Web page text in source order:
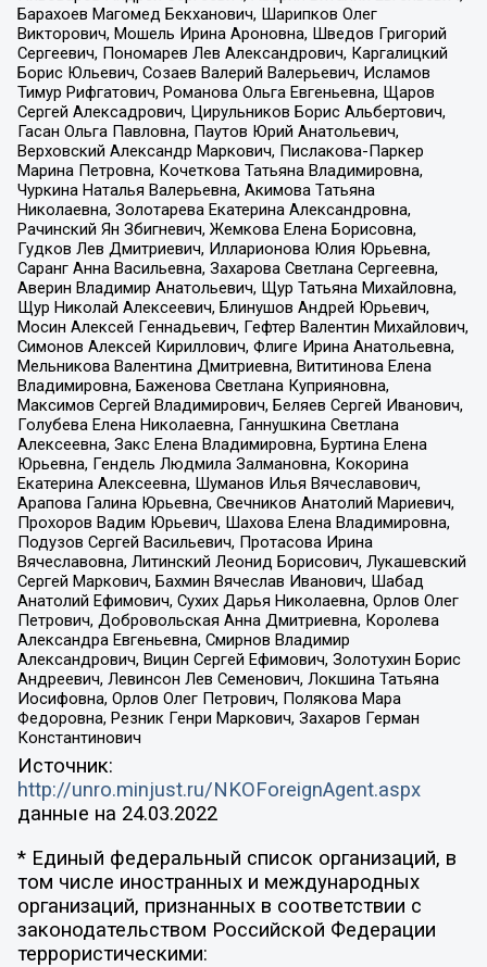
Барахоев Магомед Бекханович, Шарипков Олег
Викторович, Мошель Ирина Ароновна, Шведов Григорий
Сергеевич, Пономарев Лев Александрович, Каргалицкий
Борис Юльевич, Созаев Валерий Валерьевич, Исламов
Тимур Рифгатович, Романова Ольга Евгеньевна, Щаров
Сергей Алексадрович, Цирульников Борис Альбертович,
Гасан Ольга Павловна, Паутов Юрий Анатольевич,
Верховский Александр Маркович, Пислакова-Паркер
Марина Петровна, Кочеткова Татьяна Владимировна,
Чуркина Наталья Валерьевна, Акимова Татьяна
Николаевна, Золотарева Екатерина Александровна,
Рачинский Ян Збигневич, Жемкова Елена Борисовна,
Гудков Лев Дмитриевич, Илларионова Юлия Юрьевна,
Саранг Анна Васильевна, Захарова Светлана Сергеевна,
Аверин Владимир Анатольевич, Щур Татьяна Михайловна,
Щур Николай Алексеевич, Блинушов Андрей Юрьевич,
Мосин Алексей Геннадьевич, Гефтер Валентин Михайлович,
Симонов Алексей Кириллович, Флиге Ирина Анатольевна,
Мельникова Валентина Дмитриевна, Вититинова Елена
Владимировна, Баженова Светлана Куприяновна,
Максимов Сергей Владимирович, Беляев Сергей Иванович,
Голубева Елена Николаевна, Ганнушкина Светлана
Алексеевна, Закс Елена Владимировна, Буртина Елена
Юрьевна, Гендель Людмила Залмановна, Кокорина
Екатерина Алексеевна, Шуманов Илья Вячеславович,
Арапова Галина Юрьевна, Свечников Анатолий Мариевич,
Прохоров Вадим Юрьевич, Шахова Елена Владимировна,
Подузов Сергей Васильевич, Протасова Ирина
Вячеславовна, Литинский Леонид Борисович, Лукашевский
Сергей Маркович, Бахмин Вячеслав Иванович, Шабад
Анатолий Ефимович, Сухих Дарья Николаевна, Орлов Олег
Петрович, Добровольская Анна Дмитриевна, Королева
Александра Евгеньевна, Смирнов Владимир
Александрович, Вицин Сергей Ефимович, Золотухин Борис
Андреевич, Левинсон Лев Семенович, Локшина Татьяна
Иосифовна, Орлов Олег Петрович, Полякова Мара
Федоровна, Резник Генри Маркович, Захаров Герман
Константинович
Источник:
http://unro.minjust.ru/NKOForeignAgent.aspx
данные на 24.03.2022
* Единый федеральный список организаций, в
том числе иностранных и международных
организаций, признанных в соответствии с
законодательством Российской Федерации
террористическими: